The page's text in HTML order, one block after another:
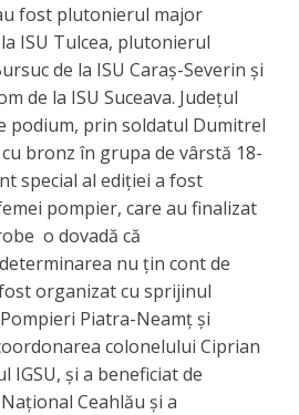
fost plutonierul major
ISU Tulcea, plutonierul
de la ISU Caraș-Severin și
de la ISU Suceava. Județul
podium, prin soldatul Dumitrel
bronz în grupa de vârstă 18-
special al ediției a fost
pompier, care au finalizat
o dovadă că
nu țin cont de
organizat cu sprijinul
Piatra-Neamț și
colonelului Ciprian
IGSU, și a beneficiat de
Ceahlău și a